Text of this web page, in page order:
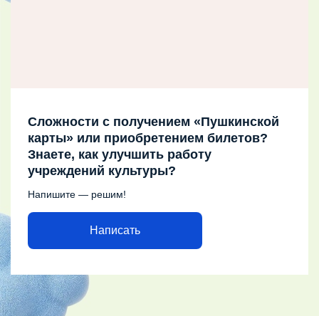
Сложности с получением «Пушкинской
карты» или приобретением билетов?
Знаете, как улучшить работу
учреждений культуры?
Напишите — решим!
Написать